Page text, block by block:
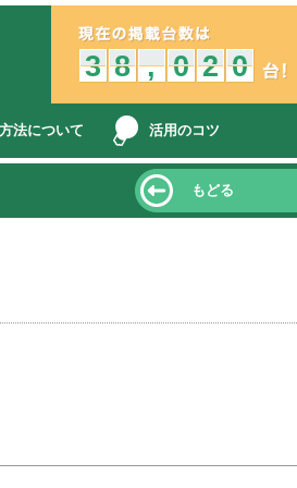
3
2
3 8
7
8 ,
, 0
9
0 2
1
2 0
9
0
法について 活用のコツ
もどる